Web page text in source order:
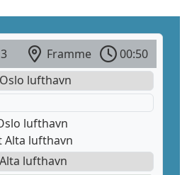
Framme
00:50
lufthavn
lufthavn
Alta lufthavn
lufthavn